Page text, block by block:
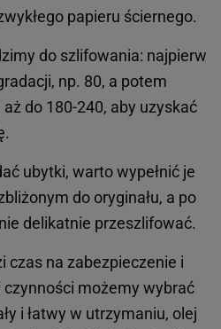
papieru ściernego.
do szlifowania: najpierw
np. 80, a potem
do 180-240, aby uzyskać
ubytki, warto wypełnić je
do oryginału, a po
delikatnie przeszlifować.
czas na zabezpieczenie i
możemy wybrać
i łatwy w utrzymaniu, olej